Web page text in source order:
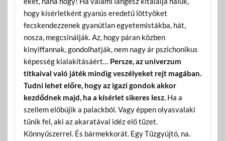
hogy kísérletként gyanús eredetű löttyöket
fecskendezzenek gyanútlan egyetemistákba, hát,
nosza, megcsinálják. Az, hogy páran közben
kinyiffannak, gondolhatják, nem nagy ár pszichonikus
képesség kialakításáért… Persze, az univerzum
titkaival való játék mindig veszélyeket rejt magában.
Tudni lehet előre, hogy az igazi gondok akkor
kezdődnek majd, ha a kísérlet sikeres lesz.Ha a
szellem előbújik a palackból. Vagy éppen olyasvalaki
tűnik fel, aki az akaratával idéz elő tüzet.
Könnyűszerrel. És bármekkorát. Egy Tűzgyújtó, na.